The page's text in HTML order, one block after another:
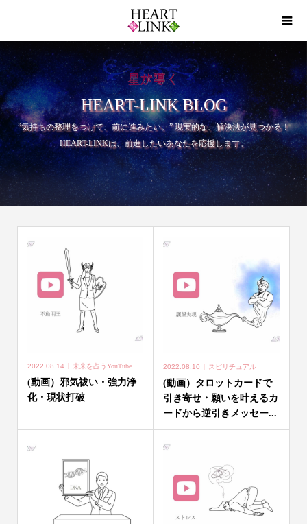
HEART-LINK BLOG
”気持ちの整理をつけて、前に進みたい。” 現実的な、解決法が見つかる！
HEART-LINKは、前進したいあなたを応援します。
2022.08.14 未来を占うYouTube
(動画）邪気祓い・強力浄
化・現状打破
2022.08.10 スピリチュアル
(動画）タロットカードで
引き寄せ・願いを叶えるカ
ードから逆引きメッセー...